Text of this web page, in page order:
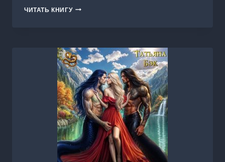
ЧИТАТЬ КНИГУИЗМЕНА.